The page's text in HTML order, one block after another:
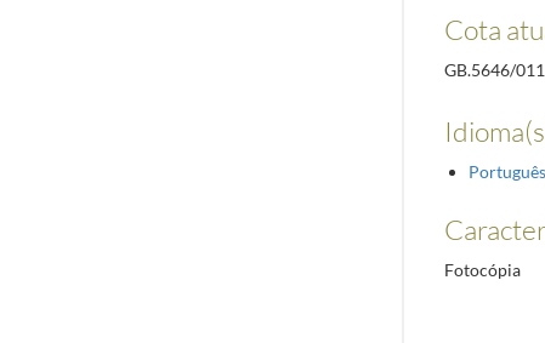
Cota
GB.5646/
Português
Fotocópia